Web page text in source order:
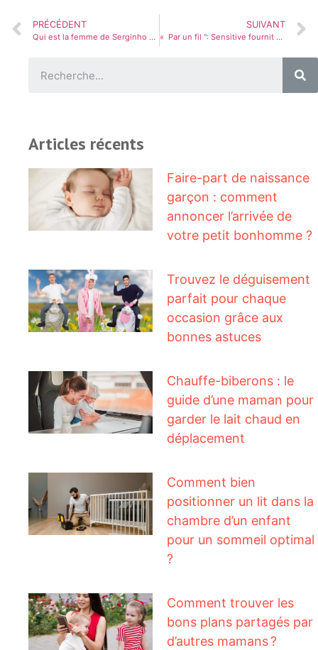
PRÉCÉDENT
Qui est la femme de Serginho Gromisman? Fernanda Molina a 20 ans de moins et a fiancé une relation avec l'hôte après s'être rencontré à Globo
SUIVANT
« Par un fil '': Sensitive fournit une séparation de Gusttavo Lima et Andressa Suita et révèle que «l'événement spécifique» a suscité l'inconfort dans la relation
Articles récents
Faire-part de naissance
garçon : comment
annoncer l’arrivée de
votre petit bonhomme ?
Trouvez le déguisement
parfait pour chaque
occasion grâce aux
bonnes astuces
Chauffe-biberons : le
guide d’une maman pour
garder le lait chaud en
déplacement
Comment bien
positionner un lit dans la
chambre d’un enfant
pour un sommeil optimal
?
Comment trouver les
bons plans partagés par
d’autres mamans ?